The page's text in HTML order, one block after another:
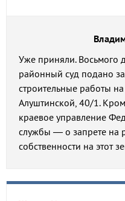
Уже приняли. Восьмого
районный суд подано
строительные работы
Алуштинской, 40/1.
краевое управление
службы — о запрете на
собственности на этот